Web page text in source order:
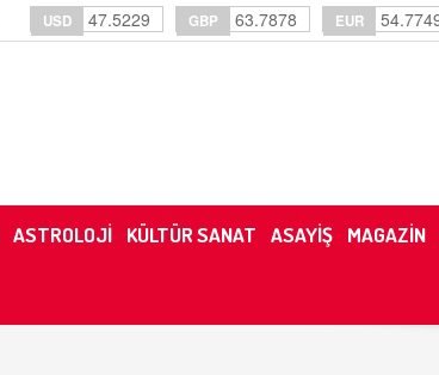
USD 47.5229 GBP 63.7878 EUR
ASTROLOJİ KÜLTÜR SANAT ASAYİŞ MAGAZİN